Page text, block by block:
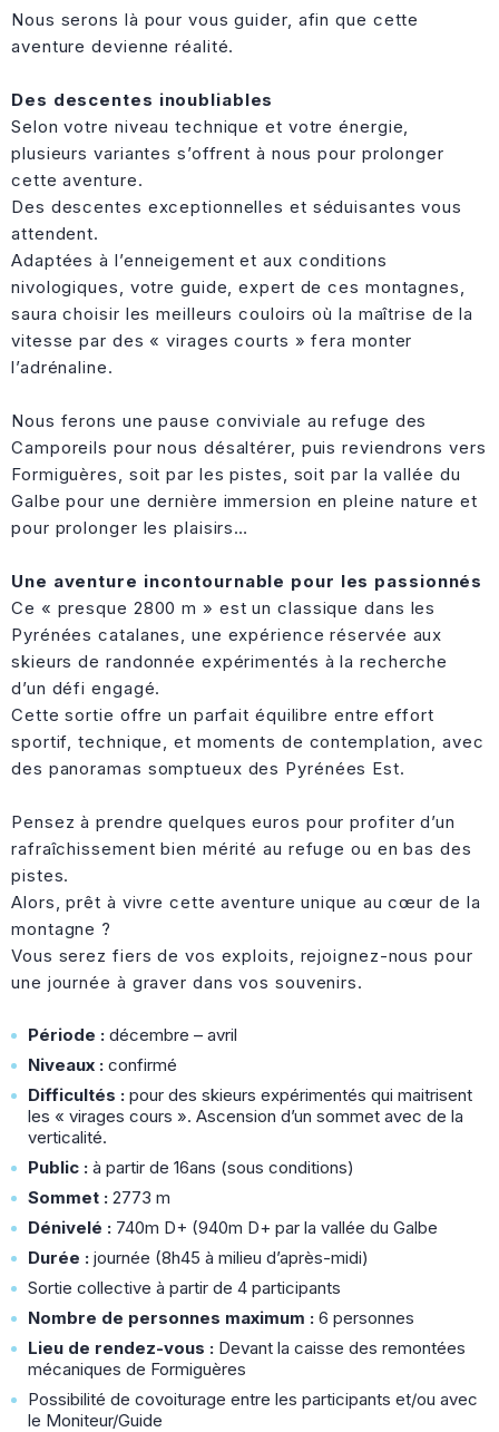
Nous serons là pour vous guider, afin que cette
aventure devienne réalité.
Des descentes inoubliables
Selon votre niveau technique et votre énergie,
plusieurs variantes s’offrent à nous pour prolonger
cette aventure.
Des descentes exceptionnelles et séduisantes vous
attendent.
Adaptées à l’enneigement et aux conditions
nivologiques, votre guide, expert de ces montagnes,
saura choisir les meilleurs couloirs où la maîtrise de la
vitesse par des « virages courts » fera monter
l’adrénaline.
Nous ferons une pause conviviale au refuge des
Camporeils pour nous désaltérer, puis reviendrons vers
Formiguères, soit par les pistes, soit par la vallée du
Galbe pour une dernière immersion en pleine nature et
pour prolonger les plaisirs…
Une aventure incontournable pour les passionnés
Ce « presque 2800 m » est un classique dans les
Pyrénées catalanes, une expérience réservée aux
skieurs de randonnée expérimentés à la recherche
d’un défi engagé.
Cette sortie offre un parfait équilibre entre effort
sportif, technique, et moments de contemplation, avec
des panoramas somptueux des Pyrénées Est.
Pensez à prendre quelques euros pour profiter d’un
rafraîchissement bien mérité au refuge ou en bas des
pistes.
Alors, prêt à vivre cette aventure unique au cœur de la
montagne ?
Vous serez fiers de vos exploits, rejoignez-nous pour
une journée à graver dans vos souvenirs.
Période : décembre – avril
Niveaux : confirmé
Difficultés : pour des skieurs expérimentés qui maitrisent
les « virages cours ». Ascension d’un sommet avec de la
verticalité.
Public : à partir de 16ans (sous conditions)
Sommet : 2773 m
Dénivelé : 740m D+ (940m D+ par la vallée du Galbe
Durée : journée (8h45 à milieu d’après-midi)
Sortie collective à partir de 4 participants
Nombre de personnes maximum : 6 personnes
Lieu de rendez-vous : Devant la caisse des remontées
mécaniques de Formiguères
Possibilité de covoiturage entre les participants et/ou avec
le Moniteur/Guide